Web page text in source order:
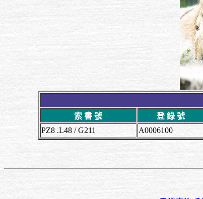
索 書 號
登 錄 號
PZ8 .L48 / G211
A0006100